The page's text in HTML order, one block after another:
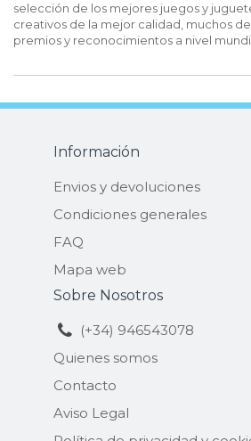
selección de los mejores juegos y
creativos de la mejor calidad, muchos
premios y reconocimientos a nivel
Información
Envios y devoluciones
Condiciones generales
FAQ
Mapa web
Sobre Nosotros
(+34) 946543078
Quienes somos
Contacto
Aviso Legal